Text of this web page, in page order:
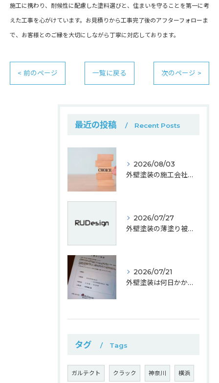
施工に携わり、耐候性に配慮した塗料選びと、住まいを守ることを第一に考
えた工事を心がけています。お見積りから工事完了後のアフターフォローま
で、お客様とのご縁を大切にしながら丁寧に対応しております。
< 前のページ 一覧に戻る 次のページ >
最近の投稿 Recent Posts
2026/08/03
外壁塗装の施工会社選びで大切なこと｜安心して依頼するためのポイント
2026/07/27
外壁塗装の薄塗り被害を神奈川県で回避するための見極めポイントとコスト相場ガイド
2026/07/21
外壁塗装は何日かかる？ 工期の目安と安心して任せるためのポイント
タグ Tags
ガルテクト クラック 神奈川 横浜